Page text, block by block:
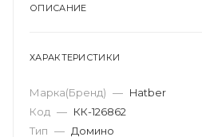
ОПИСАНИЕ
ХАРАКТЕРИСТИКИ
Марка(Бренд) — Hatber
Код — КК-126862
Тип — Домино